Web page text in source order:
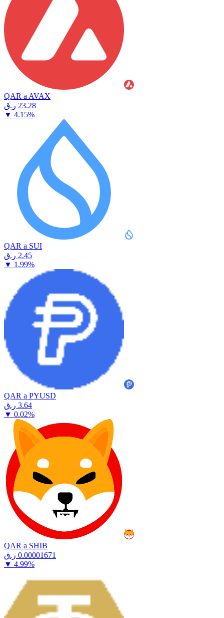
QAR a AVAX
⁦ر.ق⁩ 23.28
▼ 4.15%
QAR a SUI
⁦ر.ق⁩ 2.45
▼ 1.99%
QAR a PYUSD
⁦ر.ق⁩ 3.64
▼ 0.02%
QAR a SHIB
⁦ر.ق⁩ 0.00001671
▼ 4.99%